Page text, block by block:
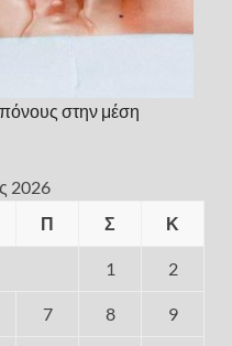
στην μέση
2026
Π Σ Κ
1 2
7 8 9